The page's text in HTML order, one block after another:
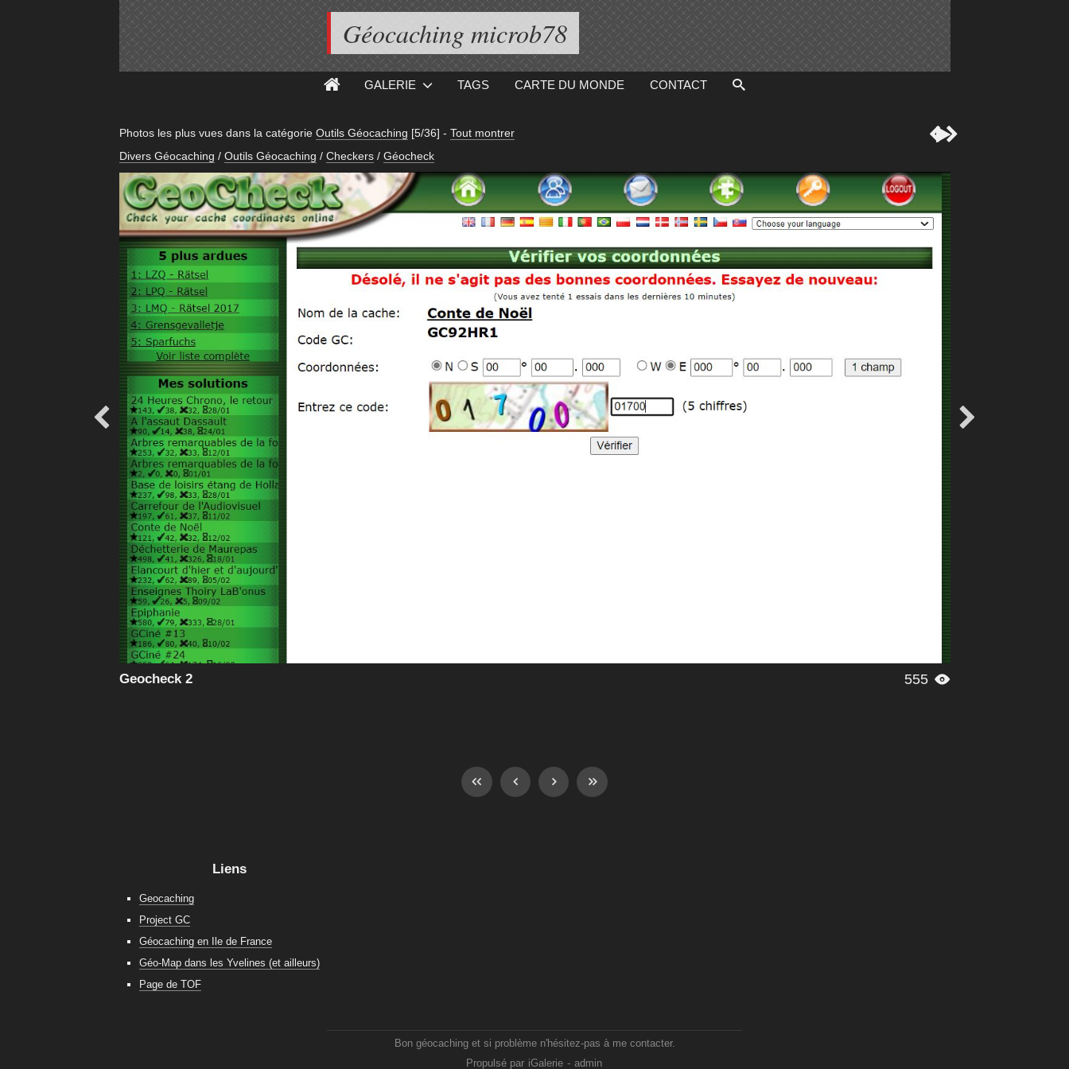
Géocaching microb78
GALERIE TAGS CARTE DU MONDE CONTACT
Photos les plus vues dans la catégorie Outils Géocaching [5/36] - Tout montrer
Divers Géocaching / Outils Géocaching / Checkers / Géocheck

 
555 
Geocheck 2
Liens
Geocaching
Project GC
Géocaching en Ile de France
Géo-Map dans les Yvelines (et ailleurs)
Page de TOF
Bon géocaching et si problème n'hésitez-pas à me contacter.
Propulsé par iGalerie - admin